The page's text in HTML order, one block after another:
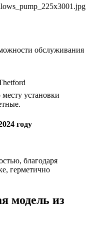
обслуживания
установки
году
благодаря
герметично
модель из